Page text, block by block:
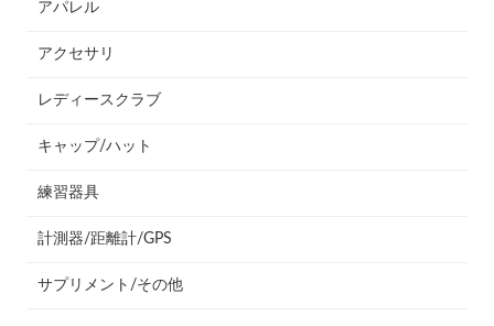
アパレル
アクセサリ
レディースクラブ
キャップ/ハット
練習器具
計測器/距離計/GPS
サプリメント/その他